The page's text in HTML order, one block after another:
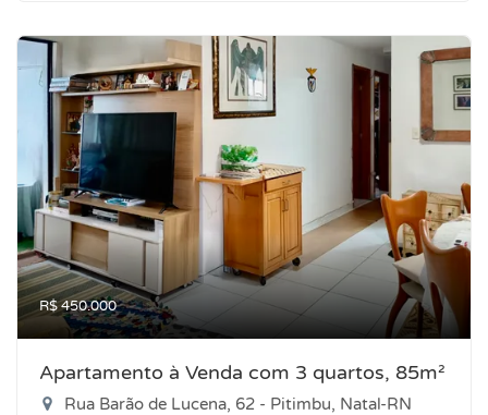
R$ 450.000
Apartamento à Venda com 3 quartos, 85m²
Rua Barão de Lucena, 62 - Pitimbu, Natal-RN